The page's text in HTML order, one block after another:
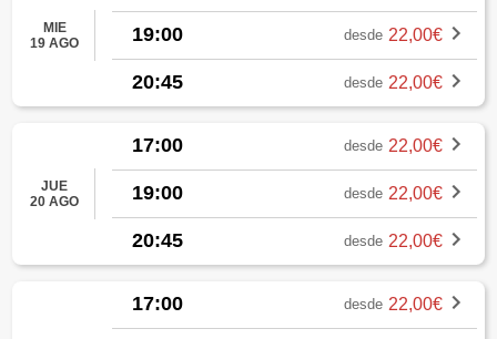
MIE
19 AGO
19:00 desde 22,00€
20:45 desde 22,00€
JUE
20 AGO
17:00 desde 22,00€
19:00 desde 22,00€
20:45 desde 22,00€
17:00 desde 22,00€